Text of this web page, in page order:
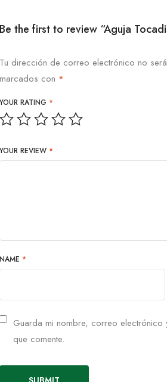
Be the first to review “Aguja
Tu dirección de correo electrónico no
marcados con *
YOUR RATING *
YOUR REVIEW *
NAME *
Guarda mi nombre, correo
que comente.